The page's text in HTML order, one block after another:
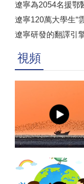
遼寧為2054名援鄂
遼寧120萬大學生“
遼寧研發的翻譯引
視頻